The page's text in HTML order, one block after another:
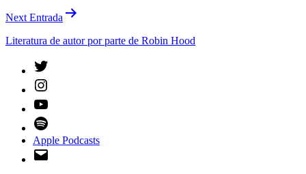
Next Entrada
Literatura de autor por parte de Robin Hood
Apple Podcasts